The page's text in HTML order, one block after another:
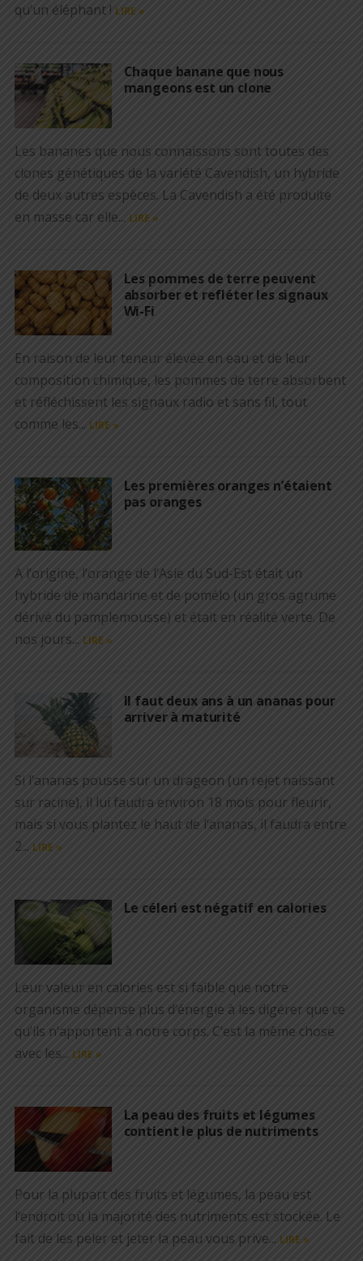
qu’un éléphant ! LIRE »
Chaque banane que nous
mangeons est un clone
Les bananes que nous connaissons sont toutes des
clones génétiques de la variété Cavendish, un hybride
de deux autres espèces. La Cavendish a été produite
en masse car elle... LIRE »
Les pommes de terre peuvent
absorber et refléter les signaux
Wi-Fi
En raison de leur teneur élevée en eau et de leur
composition chimique, les pommes de terre absorbent
et réfléchissent les signaux radio et sans fil, tout
comme les... LIRE »
Les premières oranges n’étaient
pas oranges
A l’origine, l’orange de l’Asie du Sud-Est était un
hybride de mandarine et de pomélo (un gros agrume
dérivé du pamplemousse) et était en réalité verte. De
nos jours... LIRE »
Il faut deux ans à un ananas pour
arriver à maturité
Si l’ananas pousse sur un drageon (un rejet naissant
sur racine), il lui faudra environ 18 mois pour fleurir,
mais si vous plantez le haut de l’ananas, il faudra entre
2... LIRE »
Le céleri est négatif en calories
Leur valeur en calories est si faible que notre
organisme dépense plus d’énergie à les digérer que ce
qu’ils n’apportent à notre corps. C’est la même chose
avec les... LIRE »
La peau des fruits et légumes
contient le plus de nutriments
Pour la plupart des fruits et légumes, la peau est
l’endroit où la majorité des nutriments est stockée. Le
fait de les peler et jeter la peau vous prive... LIRE »